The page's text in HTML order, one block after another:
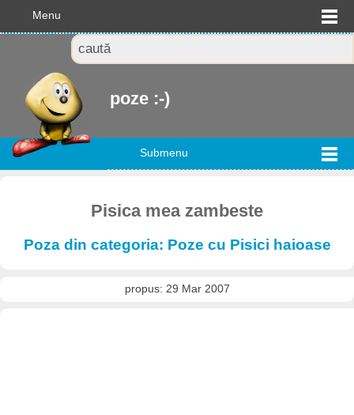
Menu
poze :-)
Submenu
Pisica mea zambeste
Poza din categoria: Poze cu Pisici haioase
propus: 29 Mar 2007